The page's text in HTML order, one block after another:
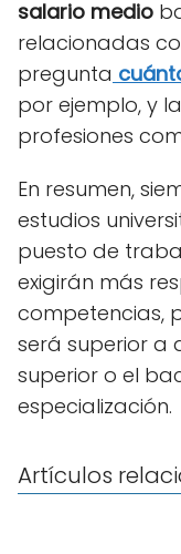
salario medio
relacionadas
pregunta
por ejemplo, y
profesiones
En resumen,
estudios
puesto de
exigirán más
competencias,
será superior a
superior o el
especialización.
Artículos